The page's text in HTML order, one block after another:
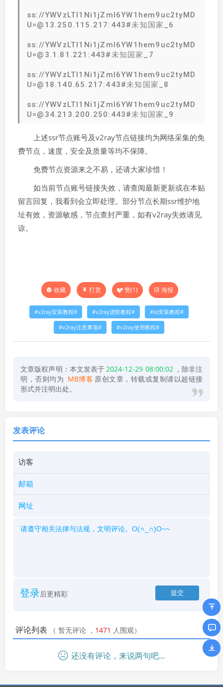
ss://YWVzLTI1Ni1jZmI6YW1hem9uc2tyMD
U=@13.250.115.217:443#未知国家_6
ss://YWVzLTI1Ni1jZmI6YW1hem9uc2tyMD
U=@3.1.81.221:443#未知国家_7
ss://YWVzLTI1Ni1jZmI6YW1hem9uc2tyMD
U=@18.140.65.217:443#未知国家_8
ss://YWVzLTI1Ni1jZmI6YW1hem9uc2tyMD
U=@34.213.200.250:443#未知国家_9
上述ssr节点账号及v2ray节点链接均为网络采集的免
费节点，速度，安全及质量等均不保障。
免费节点资源来之不易，还请大家珍惜！
如当前节点账号链接失效，请查阅最新更新或在本贴
留言回复，我看到会立即处理。部分节点长期ssr维护地
址有效，资源敏感，节点查封严重，如有v2ray失效请见
谅。
收藏 打赏 赞(1) 海报
v2ray安装教程 v2ray进阶教程 ss安装教程
v2ray注意事项 v2ray使用教程
文章版权声明：本文发表于2024-12-29 08:00:02 ，除非注
明，否则均为 MB博客 原创文章，转载或复制请以超链接
形式并注明出处。
发表评论
登录后更精彩
评论列表 （ 暂无评论 ， 1471 人围观）
还没有评论，来说两句吧...